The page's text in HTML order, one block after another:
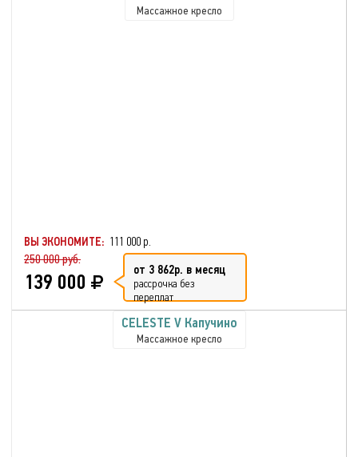
Массажное кресло
ВЫ ЭКОНОМИТЕ: 111 000 р.
250 000 руб.
139 000 от 3 862р. в месяц
рассрочка без
переплат
CELESTE V Капучино
Массажное кресло